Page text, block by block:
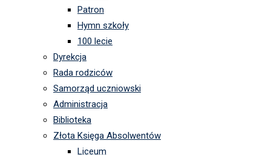
Patron
Hymn szkoły
100 lecie
Dyrekcja
Rada rodziców
Samorząd uczniowski
Administracja
Biblioteka
Złota Księga Absolwentów
Liceum